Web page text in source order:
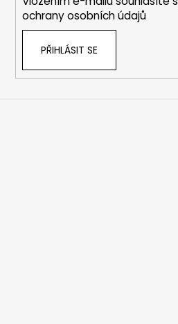
ochrany osobních údajů
PŘIHLÁSIT SE